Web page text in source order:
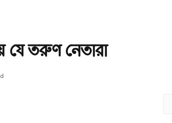
যে তরুণ নেতারা